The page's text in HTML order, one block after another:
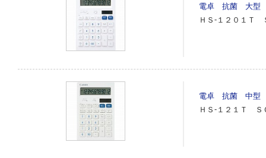
電卓 抗菌 大型
ＨＳ‐１２０１Ｔ
電卓 抗菌 中型
ＨＳ‐１２１Ｔ Ｓ